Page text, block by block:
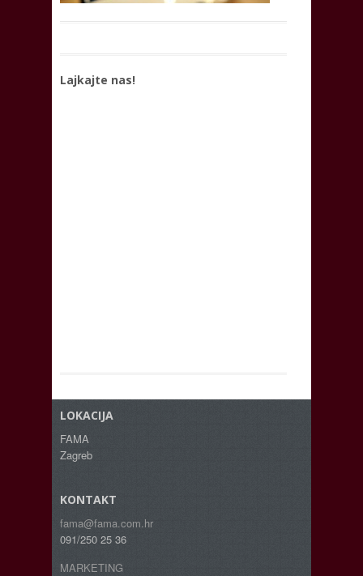
Lajkajte nas!
LOKACIJA
FAMA
Zagreb
KONTAKT
fama@fama.com.hr
091/250 25 36
MARKETING